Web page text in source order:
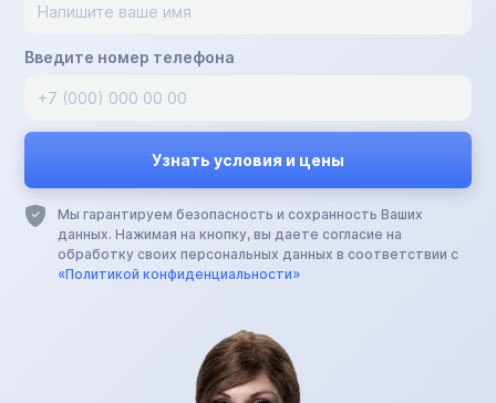
Введите номер телефона
Мы гарантируем безопасность и сохранность Ваших
данных. Нажимая на кнопку, вы даете согласие на
обработку своих персональных данных в соответствии с
«Политикой конфиденциальности»